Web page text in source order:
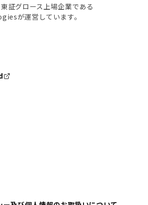
証グロース上場企業である
が運営しています。